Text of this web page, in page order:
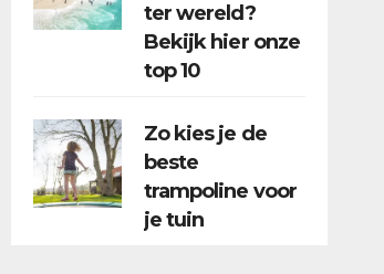
ter wereld?
Bekijk hier onze
top 10
Zo kies je de
beste
trampoline voor
je tuin